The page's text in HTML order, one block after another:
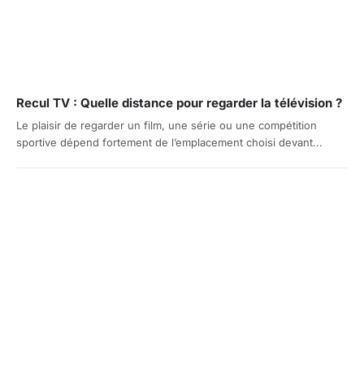
Recul TV : Quelle distance pour regarder la télévision ?
Le plaisir de regarder un film, une série ou une compétition
sportive dépend fortement de l’emplacement choisi devant...